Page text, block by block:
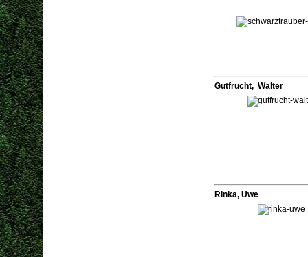
Gutfrucht, Walter
Rinka, Uwe